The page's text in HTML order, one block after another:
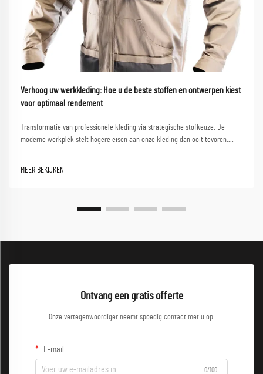
Verhoog uw werkkleding: Hoe u de beste stoffen en ontwerpen kiest
voor optimaal rendement
Transformatie van professionele kleding via strategische stofkeuze. De
moderne werkplek stelt hogere eisen aan onze kleding dan ooit tevoren.
MEER BEKIJKEN
Ontvang een gratis offerte
Onze vertegenwoordiger neemt spoedig contact met u op.
E-mail
0/100